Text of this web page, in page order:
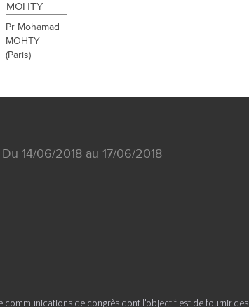
Pr Mohamad
MOHTY
(Paris)
14/06/2018 au 17/06/2018
de congrès dont l'objectif est de fournir des